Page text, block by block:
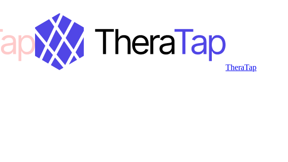
TheraTap